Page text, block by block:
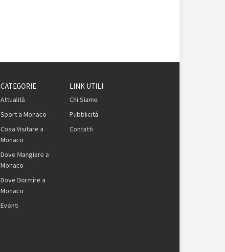
CATEGORIE
Attualità
Sport a Monaco
Cosa Visitare a
Monaco
Dove Mangiare a
Monaco
Dove Dormire a
Monaco
Eventi
LINK UTILI
Chi Siamo
Pubblicità
Contatti